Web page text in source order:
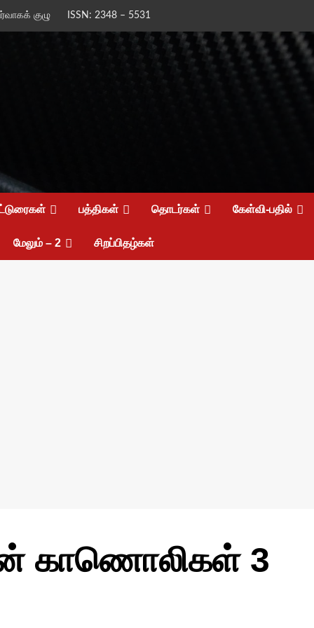
குழு ISSN: 2348 – 5531
பத்திகள் தொடர்கள் கேள்வி-பதில்
மேலும் – 2 சிறப்பிதழ்கள்
3